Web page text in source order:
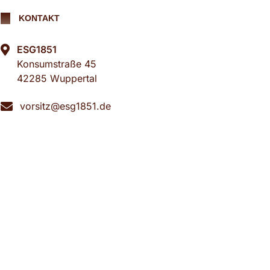
KONTAKT
ESG1851
Konsumstraße 45
42285 Wuppertal
vorsitz@esg1851.de